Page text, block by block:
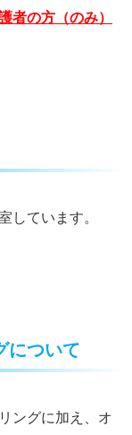
者の方（のみ）
しています。
について
ングに加え、オ